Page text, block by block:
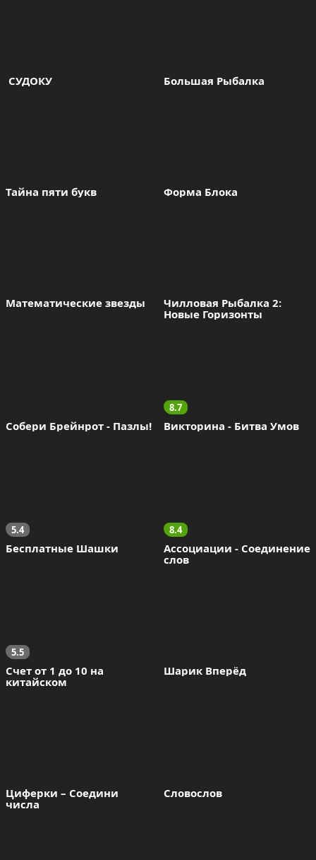
СУДОКУ Большая Рыбалка
Тайна пяти букв Форма Блока
Математические звезды
Чилловая Рыбалка 2:
Новые Горизонты
Собери Брейнрот - Пазлы!
8.7
Викторина - Битва Умов
5.4
Бесплатные Шашки
8.4
Ассоциации - Соединение
слов
5.5
Счет от 1 до 10 на
китайском
Шарик Вперёд
Циферки – Соедини
числа
Словослов